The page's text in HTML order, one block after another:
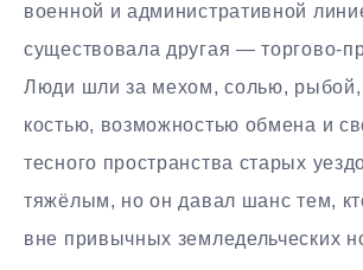
военной и административной
существовала другая — торгово-
Люди шли за мехом, солью,
костью, возможностью обмена и
тесного пространства старых
тяжёлым, но он давал шанс тем,
вне привычных земледельческих